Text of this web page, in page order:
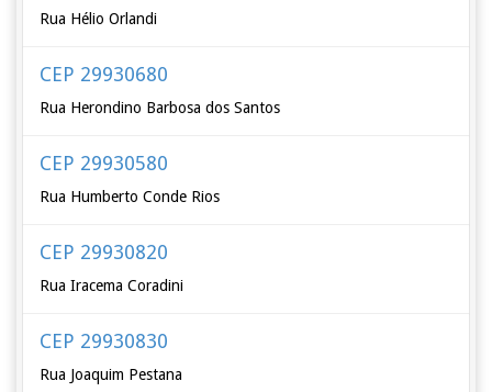
Rua Hélio Orlandi
CEP 29930680
Rua Herondino Barbosa dos Santos
CEP 29930580
Rua Humberto Conde Rios
CEP 29930820
Rua Iracema Coradini
CEP 29930830
Rua Joaquim Pestana